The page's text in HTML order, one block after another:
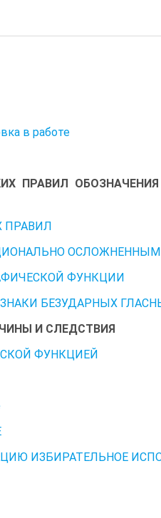
в работе
ПРАВИЛ
ПРАВИЛ
ФУНКЦИИ
БЕЗУДАРНЫХ
И СЛЕДСТВИЯ
ФУНКЦИЕЙ
ИЗБИРАТЕЛЬНОЕ